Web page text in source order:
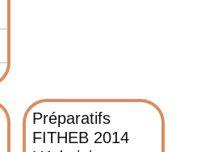
Préparatifs
FITHEB 2014